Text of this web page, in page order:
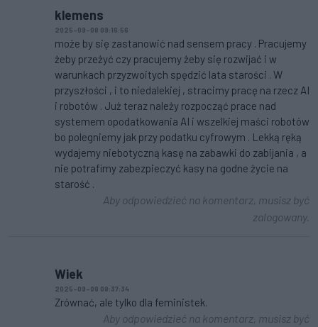
klemens
2025-09-08 09:16:56
może by się zastanowić nad sensem pracy . Pracujemy
żeby przeżyć czy pracujemy żeby się rozwijać i w
warunkach przyzwoitych spędzić lata starości . W
przyszłości , i to niedalekiej , stracimy pracę na rzecz AI
i robotów . Już teraz należy rozpocząć prace nad
systemem opodatkowania AI i wszelkiej maści robotów
bo polegniemy jak przy podatku cyfrowym . Lekką ręką
wydajemy niebotyczną kasę na zabawki do zabijania , a
nie potrafimy zabezpieczyć kasy na godne życie na
starość .
Aby odpowiedzieć na komentarz, musisz być
zalogowany.
Wiek
2025-09-08 08:37:34
Zrównać, ale tylko dla feministek.
Aby odpowiedzieć na komentarz, musisz być